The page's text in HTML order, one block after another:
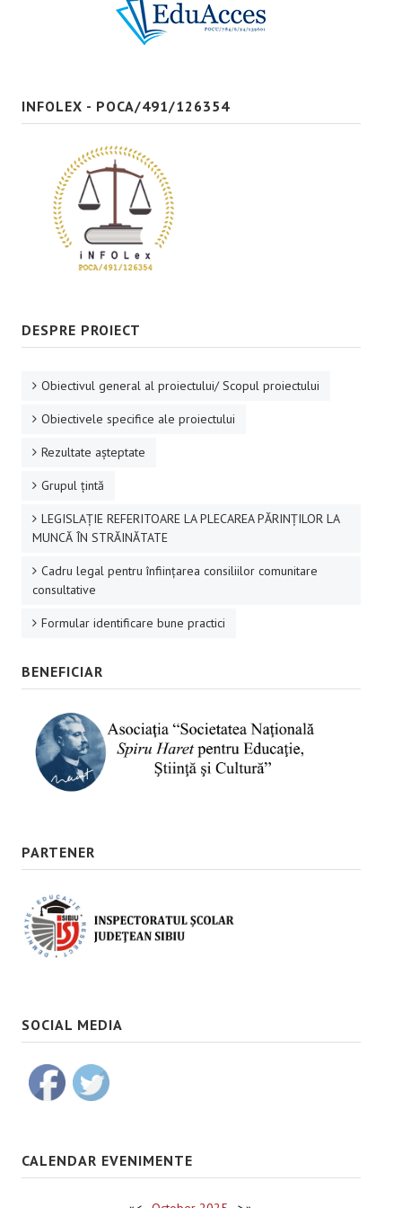
INFOLEX - POCA/491/126354
DESPRE PROIECT
Obiectivul general al proiectului/ Scopul proiectului
Obiectivele specifice ale proiectului
Rezultate aşteptate
Grupul ţintă
LEGISLAȚIE REFERITOARE LA PLECAREA PĂRINȚILOR LA
MUNCĂ ÎN STRĂINĂTATE
Cadru legal pentru înființarea consiliilor comunitare
consultative
Formular identificare bune practici
BENEFICIAR
PARTENER
SOCIAL MEDIA
CALENDAR EVENIMENTE